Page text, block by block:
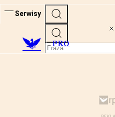
Serwisy
PRO